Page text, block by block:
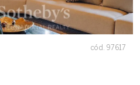
cód. 97617